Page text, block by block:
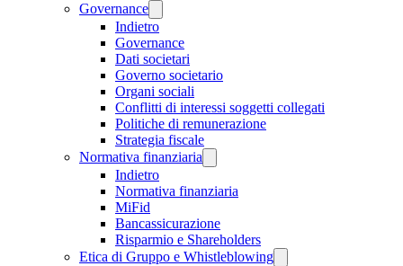
Governance
Indietro
Governance
Dati societari
Governo societario
Organi sociali
Conflitti di interessi soggetti collegati
Politiche di remunerazione
Strategia fiscale
Normativa finanziaria
Indietro
Normativa finanziaria
MiFid
Bancassicurazione
Risparmio e Shareholders
Etica di Gruppo e Whistleblowing